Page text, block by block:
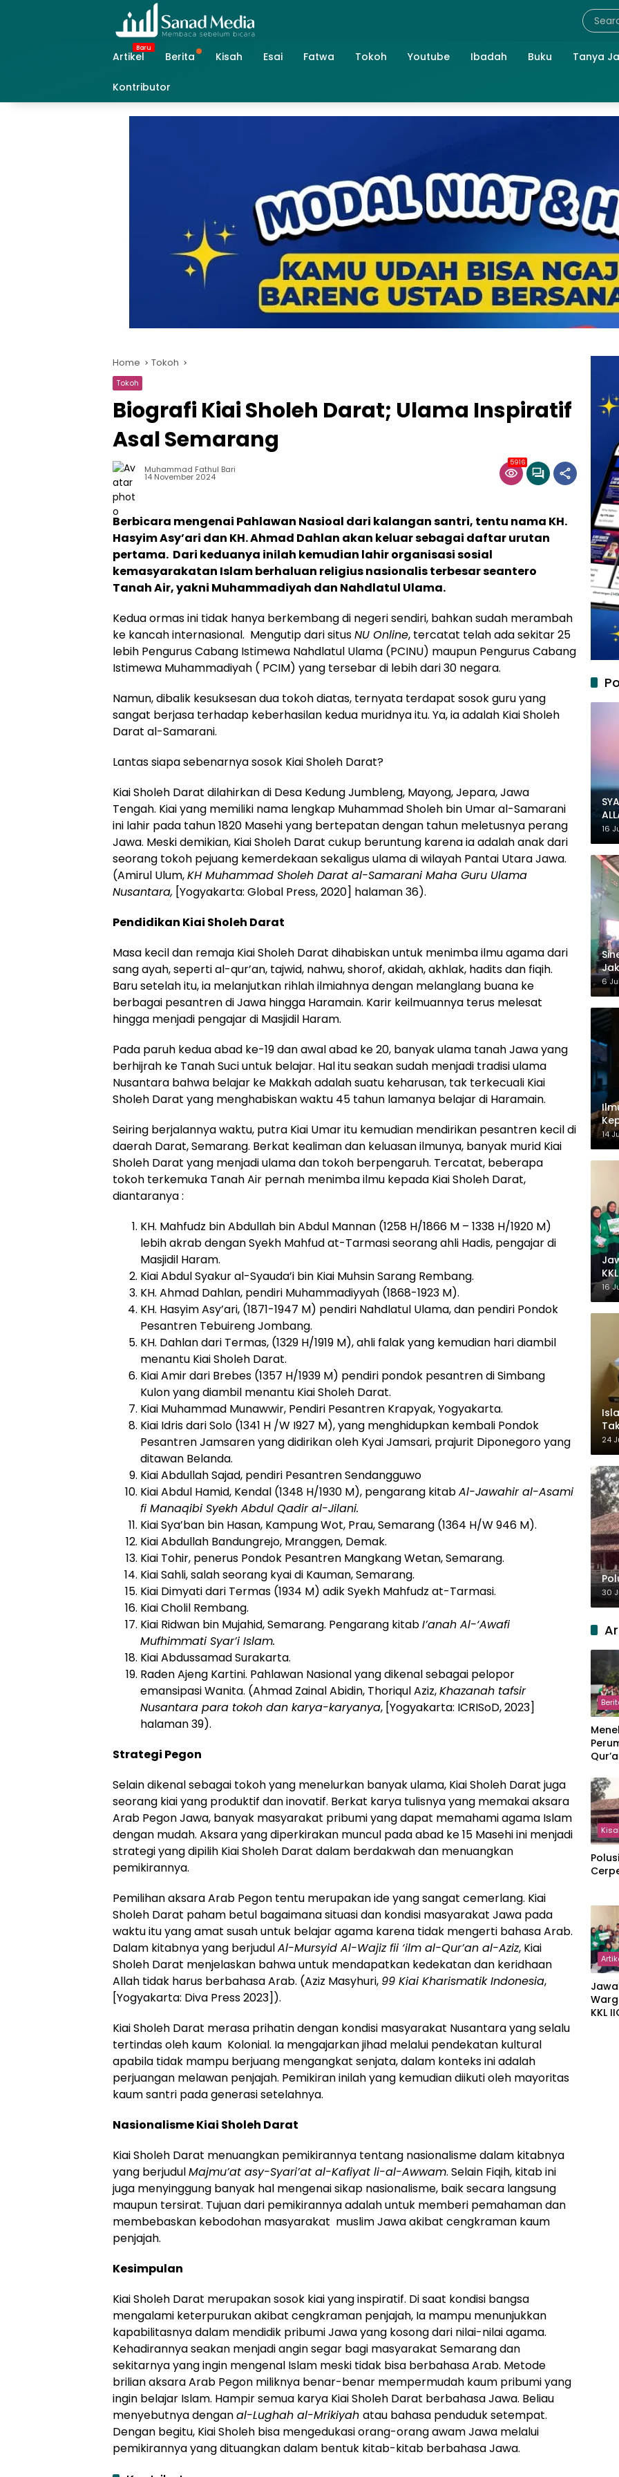
Artikel
Berita Kisah Esai Fatwa Tokoh Youtube Ibadah Buku Tanya
Kontributor
Home Tokoh
Tokoh
Biografi Kiai Sholeh Darat; Ulama Inspiratif
Asal Semarang
Muhammad Fathul Bari
14 November 2024
5916
Berbicara mengenai Pahlawan Nasioal dari kalangan santri, tentu nama KH.
Hasyim Asy’ari dan KH. Ahmad Dahlan akan keluar sebagai daftar urutan
pertama. Dari keduanya inilah kemudian lahir organisasi sosial
kemasyarakatan Islam berhaluan religius nasionalis terbesar seantero
Tanah Air, yakni Muhammadiyah dan Nahdlatul Ulama.
Kedua ormas ini tidak hanya berkembang di negeri sendiri, bahkan sudah merambah
ke kancah internasional. Mengutip dari situsNU Online, tercatat telah ada sekitar 25
lebih Pengurus Cabang Istimewa Nahdlatul Ulama (PCINU) maupun Pengurus Cabang
Istimewa Muhammadiyah ( PCIM) yang tersebar di lebih dari 30 negara.
Namun, dibalik kesuksesan dua tokoh diatas, ternyata terdapat sosok guru yang
sangat berjasa terhadap keberhasilan kedua muridnya itu. Ya, ia adalah Kiai Sholeh
Darat al-Samarani.
Lantas siapa sebenarnya sosok Kiai Sholeh Darat?
Kiai Sholeh Darat dilahirkan di Desa Kedung Jumbleng, Mayong, Jepara, Jawa
Tengah. Kiai yang memiliki nama lengkap Muhammad Sholeh bin Umar al-Samarani
ini lahir pada tahun 1820 Masehi yang bertepatan dengan tahun meletusnya perang
Jawa. Meski demikian, Kiai Sholeh Darat cukup beruntung karena ia adalah anak dari
seorang tokoh pejuang kemerdekaan sekaligus ulama di wilayah Pantai Utara Jawa.
(Amirul Ulum,KH Muhammad Sholeh Darat al-Samarani Maha Guru Ulama
Nusantara, [Yogyakarta: Global Press, 2020] halaman 36).
Pendidikan Kiai Sholeh Darat
Masa kecil dan remaja Kiai Sholeh Darat dihabiskan untuk menimba ilmu agama dari
sang ayah, seperti al-qur’an, tajwid, nahwu, shorof, akidah, akhlak, hadits dan fiqih.
Baru setelah itu, ia melanjutkan rihlah ilmiahnya dengan melanglang buana ke
berbagai pesantren di Jawa hingga Haramain. Karir keilmuannya terus melesat
hingga menjadi pengajar di Masjidil Haram.
Pada paruh kedua abad ke-19 dan awal abad ke 20, banyak ulama tanah Jawa yang
berhijrah ke Tanah Suci untuk belajar. Hal itu seakan sudah menjadi tradisi ulama
Nusantara bahwa belajar ke Makkah adalah suatu keharusan, tak terkecuali Kiai
Sholeh Darat yang menghabiskan waktu 45 tahun lamanya belajar di Haramain.
Seiring berjalannya waktu, putra Kiai Umar itu kemudian mendirikan pesantren kecil di
daerah Darat, Semarang. Berkat kealiman dan keluasan ilmunya, banyak murid Kiai
Sholeh Darat yang menjadi ulama dan tokoh berpengaruh. Tercatat, beberapa
tokoh terkemuka Tanah Air pernah menimba ilmu kepada Kiai Sholeh Darat,
diantaranya :
KH. Mahfudz bin Abdullah bin Abdul Mannan (1258 H/1866 M – 1338 H/1920 M)
lebih akrab dengan Syekh Mahfud at-Tarmasi seorang ahli Hadis, pengajar di
Masjidil Haram.
Kiai Abdul Syakur al-Syauda’i bin Kiai Muhsin Sarang Rembang.
KH. Ahmad Dahlan, pendiri Muhammadiyyah (1868-1923 M).
KH. Hasyim Asy’ari, (1871-1947 M) pendiri Nahdlatul Ulama, dan pendiri Pondok
Pesantren Tebuireng Jombang.
KH. Dahlan dari Termas, (1329 H/1919 M), ahli falak yang kemudian hari diambil
menantu Kiai Sholeh Darat.
Kiai Amir dari Brebes (1357 H/1939 M) pendiri pondok pesantren di Simbang
Kulon yang diambil menantu Kiai Sholeh Darat.
Kiai Muhammad Munawwir, Pendiri Pesantren Krapyak, Yogyakarta.
Kiai Idris dari Solo (1341 H /W I927 M), yang menghidupkan kembali Pondok
Pesantren Jamsaren yang didirikan oleh Kyai Jamsari, prajurit Diponegoro yang
ditawan Belanda.
Kiai Abdullah Sajad, pendiri Pesantren Sendangguwo
Kiai Abdul Hamid, Kendal (1348 H/1930 M), pengarang kitabAl-Jawahir al-Asami
fi Manaqibi Syekh Abdul Qadir al-Jilani.
Kiai Sya’ban bin Hasan, Kampung Wot, Prau, Semarang (1364 H/W 946 M).
Kiai Abdullah Bandungrejo, Mranggen, Demak.
Kiai Tohir, penerus Pondok Pesantren Mangkang Wetan, Semarang.
Kiai Sahli, salah seorang kyai di Kauman, Semarang.
Kiai Dimyati dari Termas (1934 M) adik Syekh Mahfudz at-Tarmasi.
Kiai Cholil Rembang.
Kiai Ridwan bin Mujahid, Semarang. Pengarang kitabI’anah Al-‘Awafi
Mufhimmati Syar’i Islam.
Kiai Abdussamad Surakarta.
Raden Ajeng Kartini. Pahlawan Nasional yang dikenal sebagai pelopor
emansipasi Wanita. (Ahmad Zainal Abidin, Thoriqul Aziz,Khazanah tafsir
Nusantara para tokoh dan karya-karyanya, [Yogyakarta: ICRISoD, 2023]
halaman 39).
Strategi Pegon
Selain dikenal sebagai tokoh yang menelurkan banyak ulama, Kiai Sholeh Darat juga
seorang kiai yang produktif dan inovatif. Berkat karya tulisnya yang memakai aksara
Arab Pegon Jawa, banyak masyarakat pribumi yang dapat memahami agama Islam
dengan mudah. Aksara yang diperkirakan muncul pada abad ke 15 Masehi ini menjadi
strategi yang dipilih Kiai Sholeh Darat dalam berdakwah dan menuangkan
pemikirannya.
Pemilihan aksara Arab Pegon tentu merupakan ide yang sangat cemerlang. Kiai
Sholeh Darat paham betul bagaimana situasi dan kondisi masyarakat Jawa pada
waktu itu yang amat susah untuk belajar agama karena tidak mengerti bahasa Arab.
Dalam kitabnya yang berjudulAl-Mursyid Al-Wajiz fii ‘ilm al-Qur’an al-Aziz, Kiai
Sholeh Darat menjelaskan bahwa untuk mendapatkan kedekatan dan keridhaan
Allah tidak harus berbahasa Arab. (Aziz Masyhuri, 99 Kiai Kharismatik Indonesia,
[Yogyakarta: Diva Press 2023]).
Kiai Sholeh Darat merasa prihatin dengan kondisi masyarakat Nusantara yang selalu
tertindas oleh kaum Kolonial. Ia mengajarkan jihad melalui pendekatan kultural
apabila tidak mampu berjuang mengangkat senjata, dalam konteks ini adalah
perjuangan melawan penjajah. Pemikiran inilah yang kemudian diikuti oleh mayoritas
kaum santri pada generasi setelahnya.
Nasionalisme Kiai Sholeh Darat
Kiai Sholeh Darat menuangkan pemikirannya tentang nasionalisme dalam kitabnya
yang berjudulMajmu’at asy-Syari’at al-Kafiyat li-al-Awwam. Selain Fiqih, kitab ini
juga menyinggung banyak hal mengenai sikap nasionalisme, baik secara langsung
maupun tersirat. Tujuan dari pemikirannya adalah untuk memberi pemahaman dan
membebaskan kebodohan masyarakat muslim Jawa akibat cengkraman kaum
penjajah.
Kesimpulan
Kiai Sholeh Darat merupakan sosok kiai yang inspiratif. Di saat kondisi bangsa
mengalami keterpurukan akibat cengkraman penjajah, Ia mampu menunjukkan
kapabilitasnya dalam mendidik pribumi Jawa yang kosong dari nilai-nilai agama.
Kehadirannya seakan menjadi angin segar bagi masyarakat Semarang dan
sekitarnya yang ingin mengenal Islam meski tidak bisa berbahasa Arab. Metode
brilian aksara Arab Pegon miliknya benar-benar mempermudah kaum pribumi yang
ingin belajar Islam. Hampir semua karya Kiai Sholeh Darat berbahasa Jawa. Beliau
menyebutnya denganal-Lughah al-Mrikiyah atau bahasa penduduk setempat.
Dengan begitu, Kiai Sholeh bisa mengedukasi orang-orang awam Jawa melalui
pemikirannya yang dituangkan dalam bentuk kitab-kitab berbahasa Jawa.
16
6
14
16
24
30
KKL